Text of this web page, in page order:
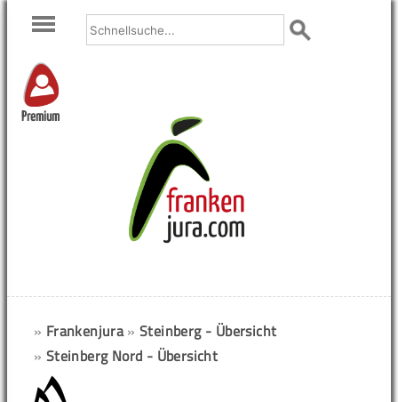
Premium
» Frankenjura»Steinberg - Übersicht
» Steinberg Nord - Übersicht